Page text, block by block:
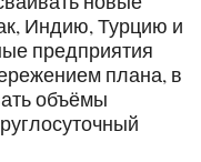
Индию, Турцию и
предприятия
плана, в
объёмы